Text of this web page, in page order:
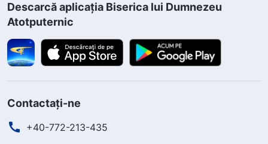
Descarcă aplicația Biserica lui Dumnezeu
Atotputernic
Contactați-ne
+40-772-213-435